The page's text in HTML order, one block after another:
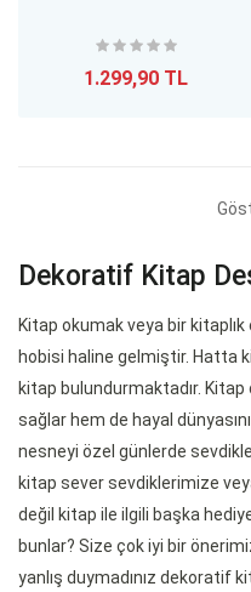
1.299,90 TL
Dekoratif Kitap
Kitap okumak veya bir
hobisi haline gelmiştir. Hatta
kitap bulundurmaktadır.
sağlar hem de hayal
nesneyi özel günlerde
kitap sever sevdiklerimize
değil kitap ile ilgili başka
bunlar? Size çok iyi bir
yanlış duymadınız dekoratif